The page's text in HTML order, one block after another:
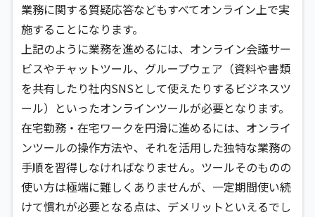
業務に関する質疑応答などもすべてオンライン上で実
施することになります。
上記のように業務を進めるには、オンライン会議サー
ビスやチャットツール、グループウェア（資料や書類
を共有したり社内SNSとして使えたりするビジネスツ
ール）といったオンラインツールが必要となります。
在宅勤務・在宅ワークを円滑に進めるには、オンライ
ンツールの操作方法や、それを活用した独特な業務の
手順を習得しなければなりません。ツールそのものの
使い方は極端に難しくありませんが、一定期間使い続
けて慣れが必要となる点は、デメリットといえるでし